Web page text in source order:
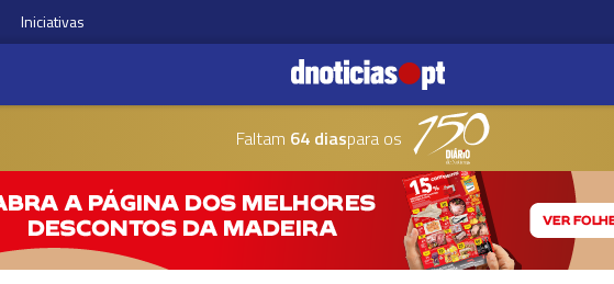
Iniciativas
Faltam 64 diaspara os